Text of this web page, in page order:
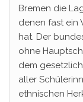
Bremen die
denen fast ein
hat. Der
ohne
dem
aller
ethnischen